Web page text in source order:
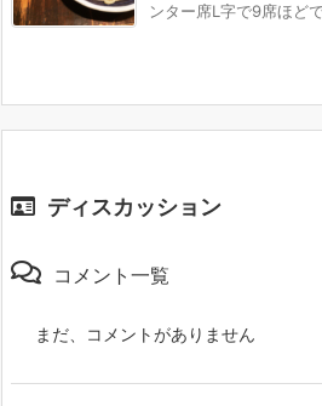
ンター席L字で9席ほど
ディスカッション
コメント一覧
まだ、コメントがありません